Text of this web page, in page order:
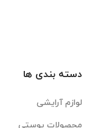
دسته بندی ها
لوازم آرایشی
محصولات پوستی